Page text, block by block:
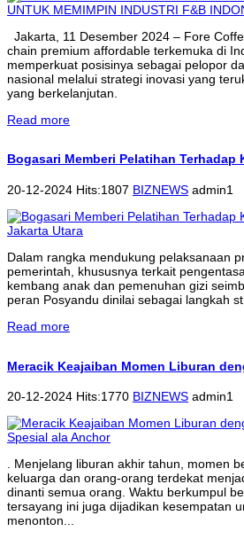
Jakarta, 11 Desember 2024 – Fore
chain premium affordable terkemuka di
memperkuat posisinya sebagai pelopor
nasional melalui strategi inovasi yang
yang berkelanjutan.
Read more
Bogasari Memberi Pelatihan Terhadap
20-12-2024 Hits:1807 BIZNEWS admin1
Dalam rangka mendukung pelaksanaan
pemerintah, khususnya terkait
kembang anak dan pemenuhan gizi
peran Posyandu dinilai sebagai langkah
Read more
Meracik Keajaiban Momen Liburan
20-12-2024 Hits:1770 BIZNEWS admin1
. Menjelang liburan akhir tahun, momen
keluarga dan orang-orang terdekat
dinanti semua orang. Waktu berkumpul
tersayang ini juga dijadikan kesempatan
menonton...